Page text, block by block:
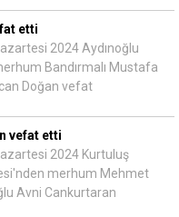
etti
2024 Aydınoğlu
Bandırmalı Mustafa
Doğan vefat
vefat etti
2024 Kurtuluş
merhum Mehmet
Avni Cankurtaran